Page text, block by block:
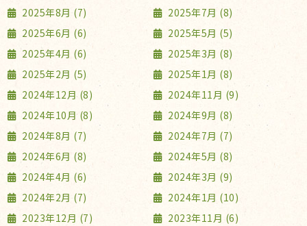
2025年8月 (7)
2025年7月 (8)
2025年6月 (6)
2025年5月 (5)
2025年4月 (6)
2025年3月 (8)
2025年2月 (5)
2025年1月 (8)
2024年12月 (8)
2024年11月 (9)
2024年10月 (8)
2024年9月 (8)
2024年8月 (7)
2024年7月 (7)
2024年6月 (8)
2024年5月 (8)
2024年4月 (6)
2024年3月 (9)
2024年2月 (7)
2024年1月 (10)
2023年12月 (7)
2023年11月 (6)